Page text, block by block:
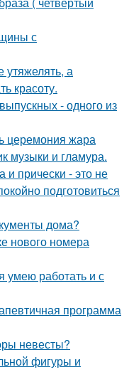
с
а
красоту.
- одного из
церемония жара
музыки и гламура.
и прически - это не
подготовиться
дома?
нового номера
умею работать и с
программа
невесты?
фигуры и